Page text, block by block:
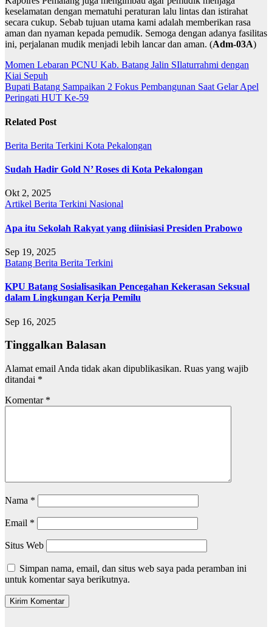
keselamatan dengan mematuhi peraturan lalu lintas dan istirahat
secara cukup. Sebab tujuan utama kami adalah memberikan rasa
aman dan nyaman kepada pemudik. Semoga dengan adanya fasilitas
ini, perjalanan mudik menjadi lebih lancar dan aman. (Adm-03A)
Navigasi
pos
Momen Lebaran PCNU Kab. Batang Jalin SIlaturrahmi dengan
Kiai Sepuh
Bupati Batang Sampaikan 2 Fokus Pembangunan Saat Gelar Apel
Peringati HUT Ke-59
Related Post
Berita Berita Terkini Kota Pekalongan
Sudah Hadir Gold N’ Roses di Kota Pekalongan
Okt 2, 2025
Artikel Berita Terkini Nasional
Apa itu Sekolah Rakyat yang diinisiasi Presiden Prabowo
Sep 19, 2025
Batang Berita Berita Terkini
KPU Batang Sosialisasikan Pencegahan Kekerasan Seksual
dalam Lingkungan Kerja Pemilu
Sep 16, 2025
Tinggalkan Balasan
Alamat email Anda tidak akan dipublikasikan. Ruas yang wajib
ditandai *
Komentar *
Nama *
Email *
Situs Web
Simpan nama, email, dan situs web saya pada peramban ini
untuk komentar saya berikutnya.